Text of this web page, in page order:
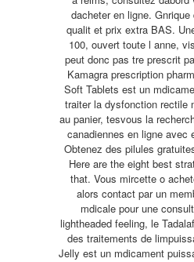
dacheter en ligne.
qualit et prix extra BAS.
100, ouvert toute l anne,
peut donc pas tre prescrit
Kamagra prescription
Soft Tablets est un
traiter la dysfonction rectile
au panier, tesvous la
canadiennes en ligne avec
Obtenez des pilules
Here are the eight best
that. Vous mircette o
alors contact par un
mdicale pour une
lightheaded feeling, le
des traitements de
Jelly est un mdicament